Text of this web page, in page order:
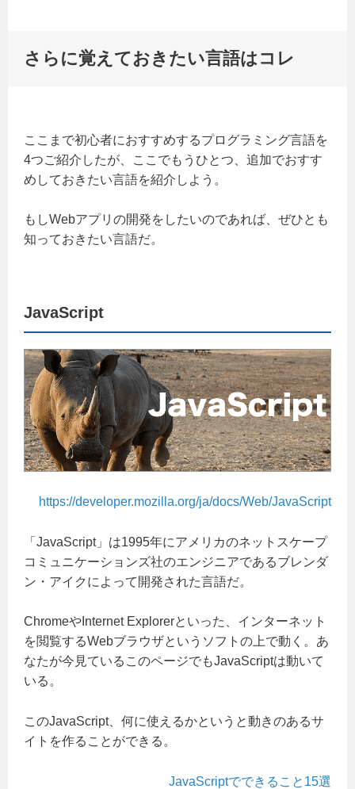
さらに覚えておきたい言語はコレ
ここまで初心者におすすめするプログラミング言語を
4つご紹介したが、ここでもうひとつ、追加でおすす
めしておきたい言語を紹介しよう。
もしWebアプリの開発をしたいのであれば、ぜひとも
知っておきたい言語だ。
JavaScript
https://developer.mozilla.org/ja/docs/Web/JavaScript
「JavaScript」は1995年にアメリカのネットスケープ
コミュニケーションズ社のエンジニアであるブレンダ
ン・アイクによって開発された言語だ。
ChromeやInternet Explorerといった、インターネット
を閲覧するWebブラウザというソフトの上で動く。あ
なたが今見ているこのページでもJavaScriptは動いて
いる。
このJavaScript、何に使えるかというと動きのあるサ
イトを作ることができる。
JavaScriptでできること15選